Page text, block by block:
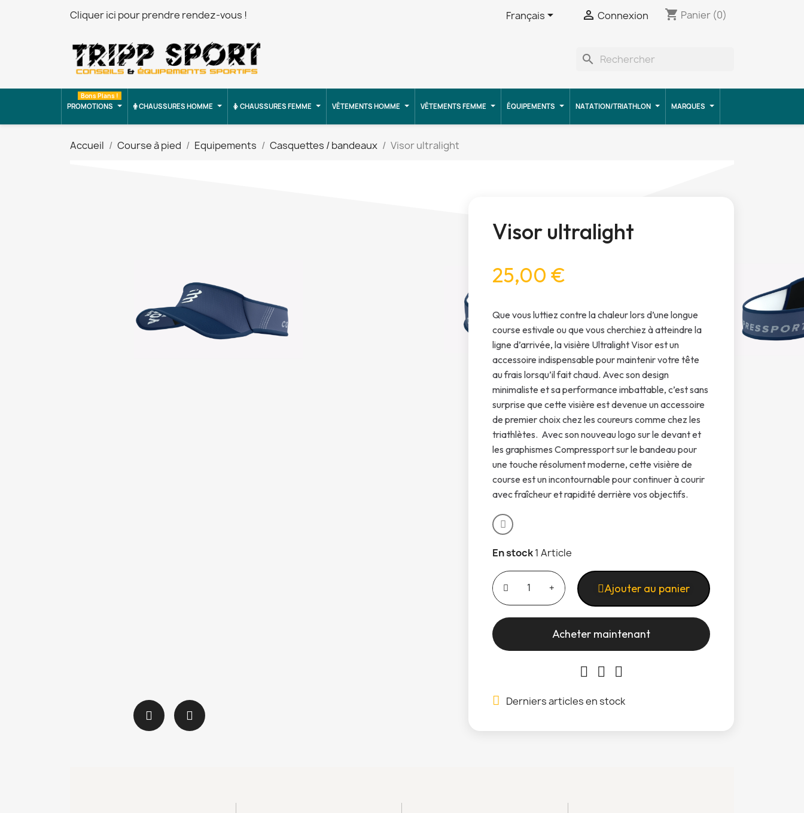
Cliquer ici pour prendre rendez-vous ! Français  Connexion shopping_cart Panier (0)
search
PROMOTIONS
Bons Plans !
CHAUSSURES HOMME CHAUSSURES FEMME VÊTEMENTS HOMME VÊTEMENTS FEMME ÉQUIPEMENTS NATATION/TRIATHLON MARQUES
Accueil Course à pied Equipements Casquettes / bandeaux Visor ultralight
Visor ultralight
25,00 €
Que vous luttiez contre la chaleur lors d’une longue
course estivale ou que vous cherchiez à atteindre la
ligne d’arrivée, la visière Ultralight Visor est un
accessoire indispensable pour maintenir votre tête
au frais lorsqu’il fait chaud. Avec son design
minimaliste et sa performance imbattable, c’est sans
surprise que cette visière est devenue un accessoire
de premier choix chez les coureurs comme chez les
triathlètes. Avec son nouveau logo sur le devant et
les graphismes Compressport sur le bandeau pour
une touche résolument moderne, cette visière de
course est un incontournable pour continuer à courir
avec fraîcheur et rapidité derrière vos objectifs.
En stock1 Article
Ajouter au panier
Acheter maintenant
Derniers articles en stock